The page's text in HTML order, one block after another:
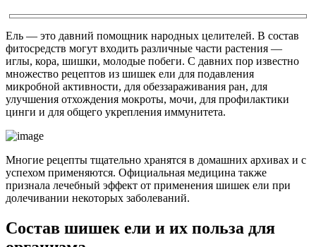
Ель — это давний помощник народных целителей. В состав
фитосредств могут входить различные части растения —
иглы, кора, шишки, молодые побеги. С давних пор известно
множество рецептов из шишек ели для подавления
микробной активности, для обеззараживания ран, для
улучшения отхождения мокроты, мочи, для профилактики
цинги и для общего укрепления иммунитета.
Многие рецепты тщательно хранятся в домашних архивах и с
успехом применяются. Официальная медицина также
признала лечебный эффект от применения шишек ели при
долечивании некоторых заболеваний.
Состав шишек ели и их польза для